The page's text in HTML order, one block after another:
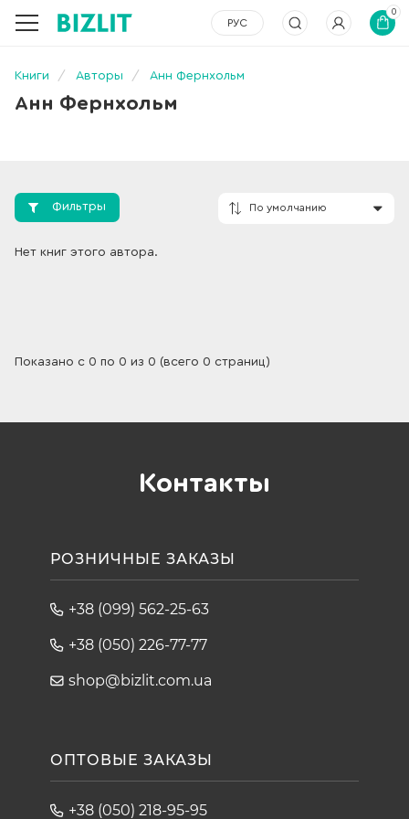
РУС
0
Книги Авторы Анн Фернхольм
Анн Фернхольм
Фильтры
Нет книг этого автора.
Показано с 0 по 0 из 0 (всего 0 страниц)
Контакты
РОЗНИЧНЫЕ ЗАКАЗЫ
+38 (099) 562-25-63
+38 (050) 226-77-77
shop@bizlit.com.ua
ОПТОВЫЕ ЗАКАЗЫ
+38 (050) 218-95-95